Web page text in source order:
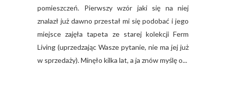
pomieszczeń. Pierwszy wzór jaki się na niej
znalazł już dawno przestał mi się podobać i jego
miejsce zajęła tapeta ze starej kolekcji Ferm
Living (uprzedzając Wasze pytanie, nie ma jej już
w sprzedaży). Minęło kilka lat, a ja znów myślę o...